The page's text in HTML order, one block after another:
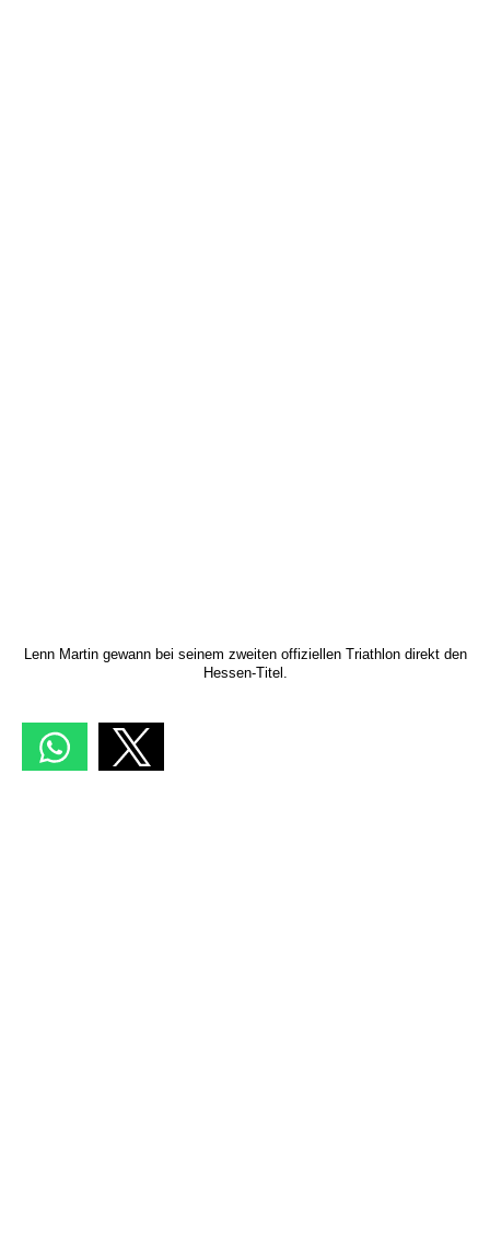
Lenn Martin gewann bei seinem zweiten offiziellen Triathlon direkt den
Hessen-Titel.